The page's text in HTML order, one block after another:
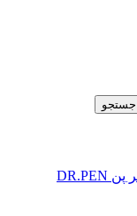
دستگاه میکرونیدلینگ دکتر پن DR.PEN